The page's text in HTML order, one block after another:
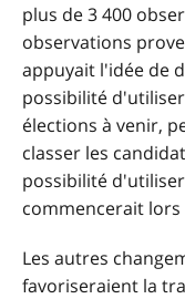
plus de 3 400
observations
appuyait l'idée de
possibilité
élections à venir,
classer les
possibilité
commencerait lors
Les autres
favoriseraient la